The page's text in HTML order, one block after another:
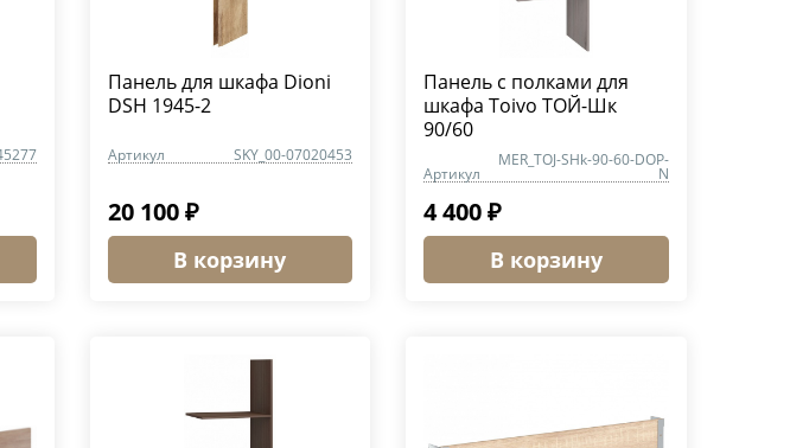
Панель для шкафа Dioni
DSH 1945-2
Артикул SKY_00-07020453
20 100 ₽
В корзину
Панель с полками для
шкафа Toivo ТОЙ-Шк
90/60
Артикул
MER_TOJ-SHk-90-60-DOP-
N
4 400 ₽
В корзину